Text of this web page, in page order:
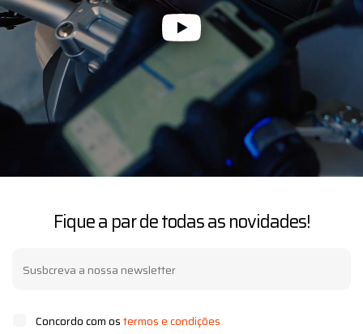
Fique a par de todas as novidades!
Concordo com ostermos e condições